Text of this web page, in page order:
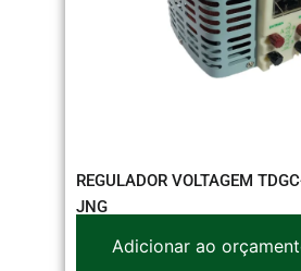
REGULADOR VOLTAGEM
JNG
Adicionar ao